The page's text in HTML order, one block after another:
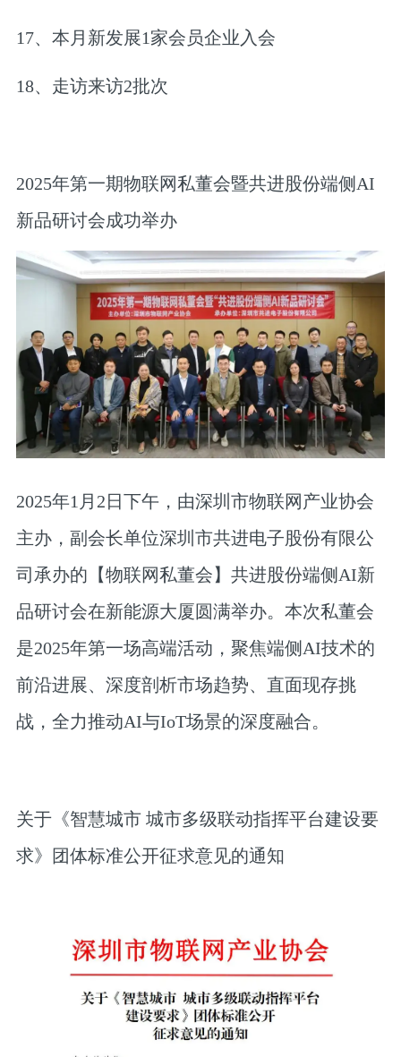
17、本月新发展1家会员企业入会
18、走访来访2批次
2025年第一期物联网私董会暨共进股份端侧AI
新品研讨会成功举办
2025年1月2日下午，由深圳市物联网产业协会
主办，副会长单位深圳市共进电子股份有限公
司承办的【物联网私董会】共进股份端侧AI新
品研讨会在新能源大厦圆满举办。本次私董会
是2025年第一场高端活动，聚焦端侧AI技术的
前沿进展、深度剖析市场趋势、直面现存挑
战，全力推动AI与IoT场景的深度融合。
关于《智慧城市 城市多级联动指挥平台建设要
求》团体标准公开征求意见的通知